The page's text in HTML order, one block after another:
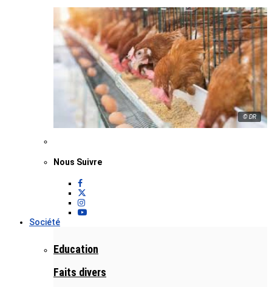
© DR
Nous Suivre
Société
Education
Faits divers